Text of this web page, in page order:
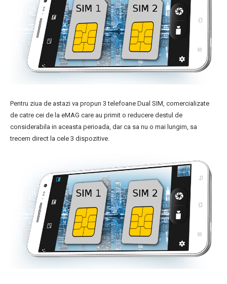
Pentru ziua de astazi va propun 3 telefoane Dual SIM, comercializate
de catre cei de la eMAG care au primit o reducere destul de
considerabila in aceasta perioada, dar ca sa nu o mai lungim, sa
trecem direct la cele 3 dispozitive.